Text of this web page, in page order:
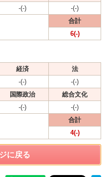
-(-)
-(-)
合計
6(-)
経済
法
-(-)
-(-)
国際政治
総合文化
-(-)
-(-)
合計
4(-)
に戻る